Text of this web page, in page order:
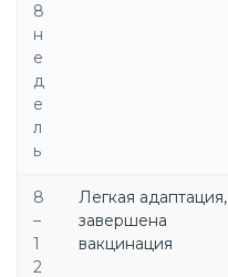
8
н
е
д
е
л
ь
8
–
1
2
Легкая адаптация,
завершена
вакцинация